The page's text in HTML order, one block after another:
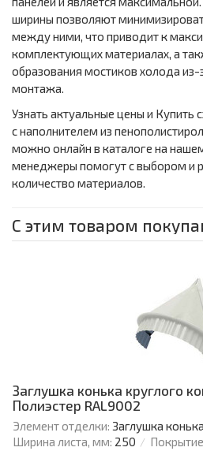
ширины позволяют
между ними, что приводит к
комплектующих материалах, а
образования мостиков холода из-
монтажа.
Узнать актуальные цены и Купить
с наполнителем из
можно онлайн в каталоге на
менеджеры помогут с выбором и
количество материалов.
С этим товаром
Заглушка конька круглого
Полиэстер RAL9002
Элемент отделки: Заглушка
Ширина листа, мм: 250